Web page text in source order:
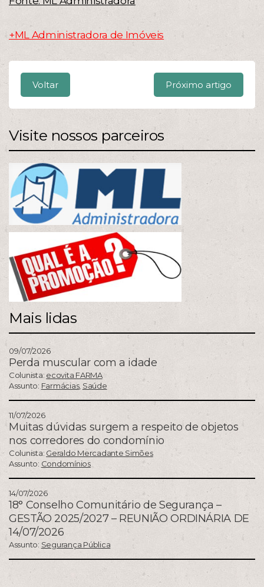
+ML Administradora de Imóveis
Voltar Próximo artigo
Visite nossos parceiros
Mais lidas
09/07/2026
Perda muscular com a idade
Colunista: ecovita FARMA
Assunto: Farmácias, Saúde
11/07/2026
Muitas dúvidas surgem a respeito de objetos
nos corredores do condomínio
Colunista: Geraldo Mercadante Simões
Assunto: Condomínios
14/07/2026
18° Conselho Comunitário de Segurança –
GESTÃO 2025/2027 – REUNIÃO ORDINÁRIA DE
14/07/2026
Assunto: Segurança Pública